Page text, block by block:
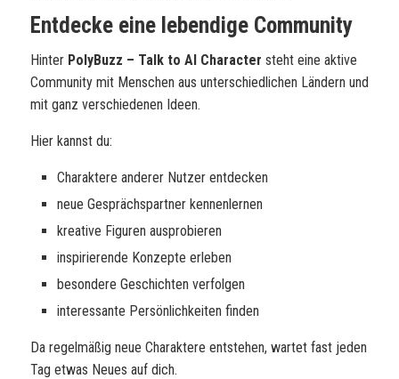
Entdecke eine lebendige Community
Hinter PolyBuzz – Talk to AI Character steht eine aktive
Community mit Menschen aus unterschiedlichen Ländern und
mit ganz verschiedenen Ideen.
Hier kannst du:
Charaktere anderer Nutzer entdecken
neue Gesprächspartner kennenlernen
kreative Figuren ausprobieren
inspirierende Konzepte erleben
besondere Geschichten verfolgen
interessante Persönlichkeiten finden
Da regelmäßig neue Charaktere entstehen, wartet fast jeden
Tag etwas Neues auf dich.